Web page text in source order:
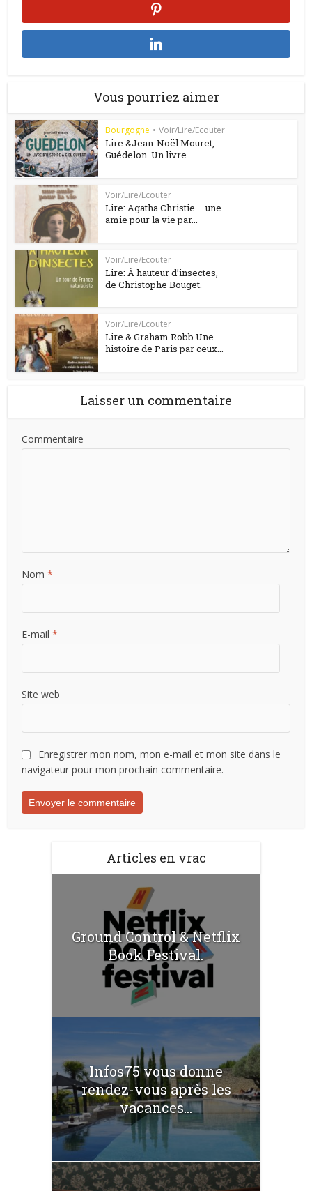
Vous pourriez aimer
Bourgogne • Voir/Lire/Ecouter
Lire &Jean-Noël Mouret,
Guédelon. Un livre...
Voir/Lire/Ecouter
Lire: Agatha Christie – une
amie pour la vie par...
Voir/Lire/Ecouter
Lire: À hauteur d’insectes,
de Christophe Bouget.
Voir/Lire/Ecouter
Lire & Graham Robb Une
histoire de Paris par ceux...
Laisser un commentaire
Commentaire
Nom*
E-mail*
Site web
Enregistrer mon nom, mon e-mail et mon site dans le
navigateur pour mon prochain commentaire.
Articles en vrac
Ground Control & Netflix
Book Festival.
Infos75 vous donne
rendez-vous après les
vacances...